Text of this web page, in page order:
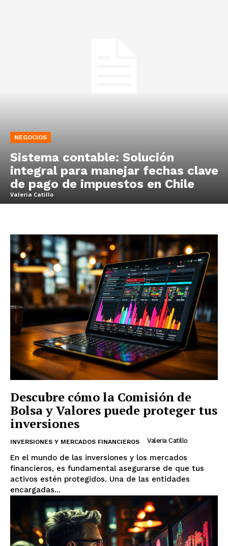
NEGOCIOS
Sistema contable: Solución
integral para manejar fechas clave
de pago de impuestos en Chile
Valeria Catillo
Descubre cómo la Comisión de
Bolsa y Valores puede proteger tus
inversiones
INVERSIONES Y MERCADOS FINANCIEROS Valeria Catillo
En el mundo de las inversiones y los mercados
financieros, es fundamental asegurarse de que tus
activos estén protegidos. Una de las entidades
encargadas...